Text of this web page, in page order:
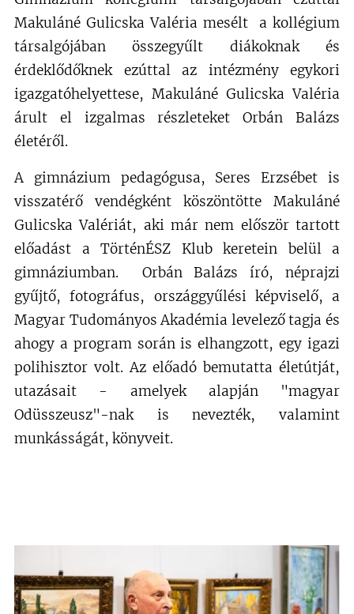
Makuláné Gulicska Valéria mesélt a kollégium
társalgójában összegyűlt diákoknak és
érdeklődőknek ezúttal az intézmény egykori
igazgatóhelyettese, Makuláné Gulicska Valéria
árult el izgalmas részleteket Orbán Balázs
életéről.
A gimnázium pedagógusa, Seres Erzsébet is
visszatérő vendégként köszöntötte Makuláné
Gulicska Valériát, aki már nem először tartott
előadást a TörténÉSZ Klub keretein belül a
gimnáziumban. Orbán Balázs író, néprajzi
gyűjtő, fotográfus, országgyűlési képviselő, a
Magyar Tudományos Akadémia levelező tagja és
ahogy a program során is elhangzott, egy igazi
polihisztor volt.Az előadó bemutatta életútját,
utazásait - amelyek alapján "magyar
Odüsszeusz"-nak is nevezték, valamint
munkásságát, könyveit.